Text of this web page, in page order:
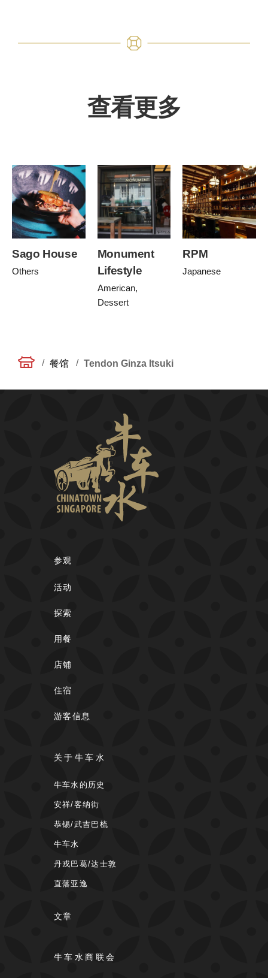
查看更多
Sago House
Others
Monument
Lifestyle
American,
Dessert
RPM
Japanese
/ 餐馆 / Tendon Ginza Itsuki
参观
活动
探索
用餐
店铺
住宿
游客信息
关于牛车水
牛车水的历史
安祥/客纳街
恭锡/武吉巴梳
牛车水
丹戎巴葛/达士敦
直落亚逸
文章
牛车水商联会